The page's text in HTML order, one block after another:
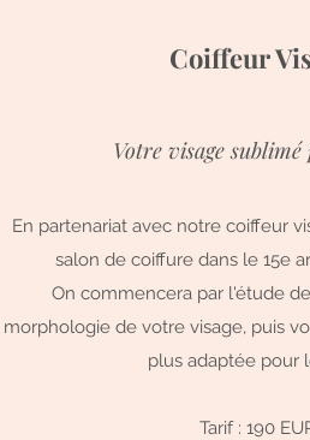
Coiffeur
Votre visage
En partenariat avec notre coiffeur
salon de coiffure dans le 15e
On commencera par l'étude
morphologie de votre visage, puis
plus adaptée pour
Tarif : 190